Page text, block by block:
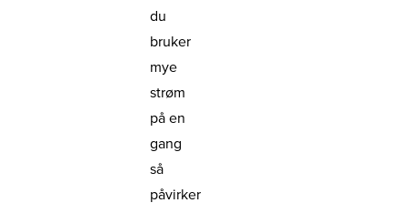
du
bruker
mye
strøm
på en
gang
så
påvirker